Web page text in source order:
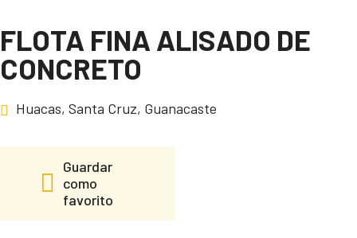
FLOTA FINA ALISADO DE
CONCRETO
Huacas, Santa Cruz, Guanacaste
Guardar
como
favorito